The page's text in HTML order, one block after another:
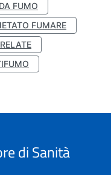
FUMO
FUMARE
di Sanità